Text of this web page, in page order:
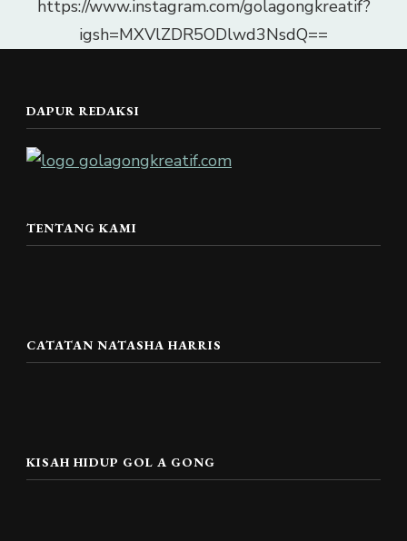
https://www.instagram.com/golagongkreatif?
igsh=MXVlZDR5ODlwd3NsdQ==
DAPUR REDAKSI
TENTANG KAMI
CATATAN NATASHA HARRIS
KISAH HIDUP GOL A GONG